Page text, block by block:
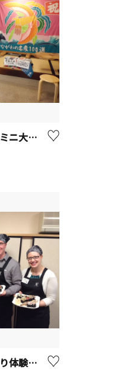
三富染物店（大漁旗、ミニ大漁旗の染付体験）【三浦市】
さつまや本店（寿司作り体験）【藤沢市】